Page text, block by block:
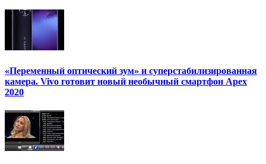
«Переменный оптический зум» и суперстабилизированная
камера. Vivo готовит новый необычный смартфон Apex
2020